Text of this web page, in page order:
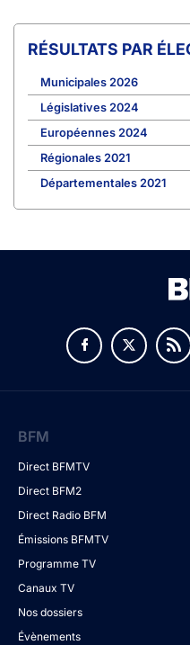
RÉSULTATS PAR
Municipales 2026
Législatives 2024
Européennes 2024
Régionales 2021
Départementales 2021
BFM
Direct BFMTV
Direct BFM2
Direct Radio BFM
Émissions BFMTV
Programme TV
Canaux TV
Nos dossiers
Évènements